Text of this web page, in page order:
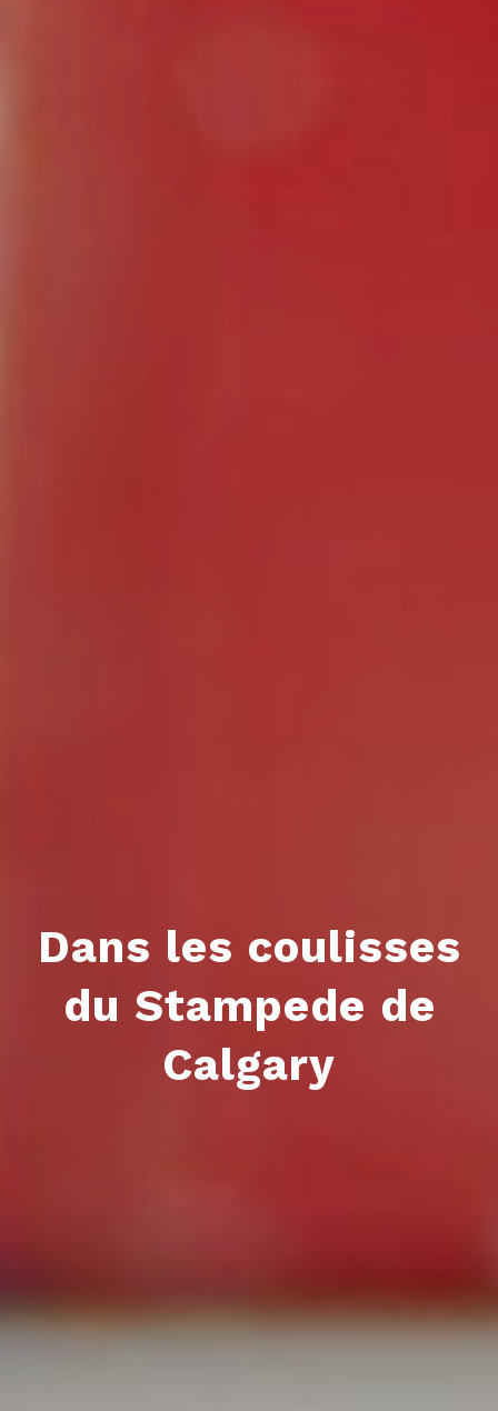
Dans les coulisses
du Stampede de
Calgary